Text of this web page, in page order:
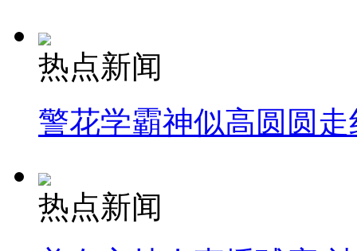
热点新闻
警花学霸神似高圆圆走
热点新闻